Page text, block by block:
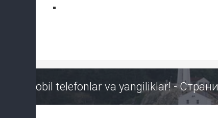
Mobil telefonlar va yangiliklar! -